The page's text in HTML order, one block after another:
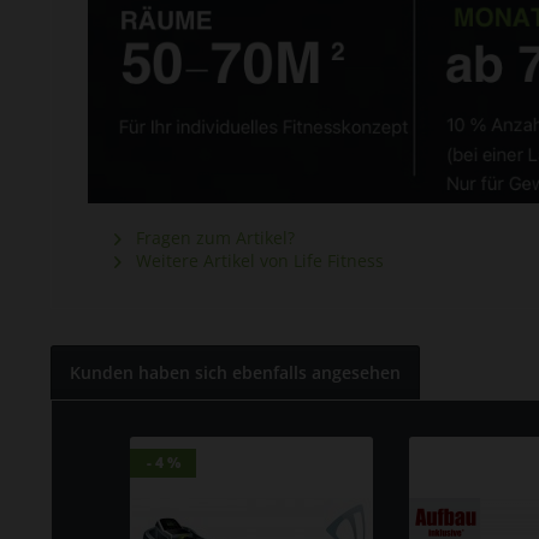
Fragen zum Artikel?
Weitere Artikel von Life Fitness
Kunden haben sich ebenfalls angesehen
- 4 %
- 4 %